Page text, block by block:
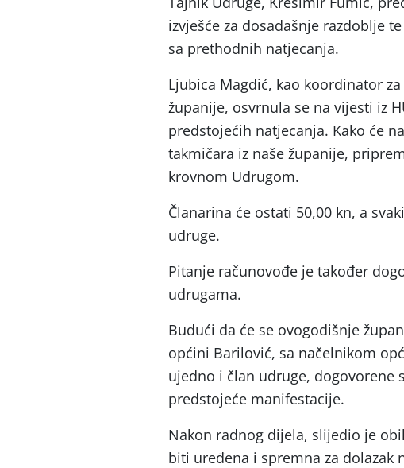
izvješće za dosadašnje razdoblje
sa prethodnih natjecanja.
Ljubica Magdić, kao koordinator
županije, osvrnula se na vijesti iz
predstojećih natjecanja. Kako će
takmičara iz naše županije,
krovnom Udrugom.
Članarina će ostati 50,00 kn, a
udruge.
Pitanje računovođe je također
udrugama.
Budući da će se ovogodišnje
općini Barilović, sa načelnikom
ujedno i član udruge, dogovorene
predstojeće manifestacije.
Nakon radnog dijela, slijedio je
biti uređena i spremna za dolazak